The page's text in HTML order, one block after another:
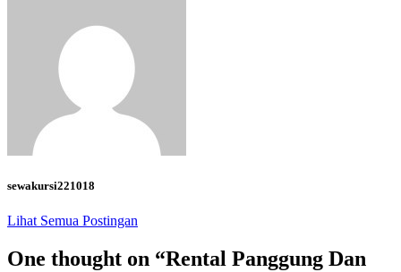
sewakursi221018
Lihat Semua Postingan
One thought on “Rental Panggung Dan